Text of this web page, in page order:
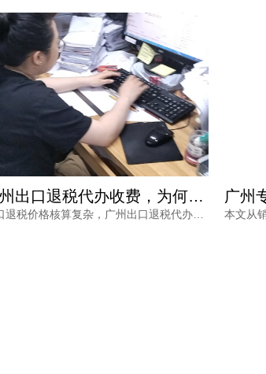
广州专业办理出口退税报价如何确定？看完不再被低价套路